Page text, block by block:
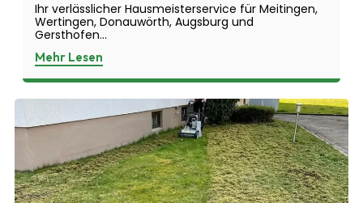
Ihr verlässlicher Hausmeisterservice für Meitingen,
Wertingen, Donauwörth, Augsburg und
Gersthofen...
Mehr Lesen